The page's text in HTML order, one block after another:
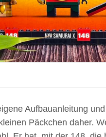
Aufbauanleitung
Päckchen daher.